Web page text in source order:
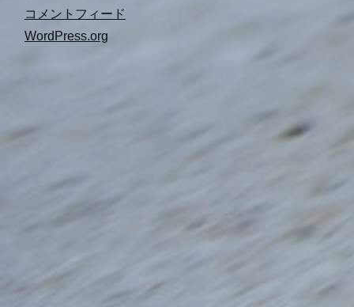
コメントフィード
WordPress.org